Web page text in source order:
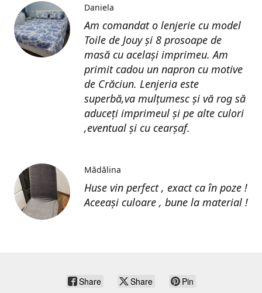
Am comandat o lenjerie cu model
Toile de Jouy și 8 prosoape de
masă cu același imprimeu. Am
primit cadou un napron cu motive
de Crăciun. Lenjeria este
superbă,va mulțumesc și vă rog să
aduceți imprimeul și pe alte culori
,eventual și cu cearșaf.
Daniela
Huse vin perfect , exact ca în poze !
Aceeași culoare , bune la material !
Mădălina
Share Share Pin